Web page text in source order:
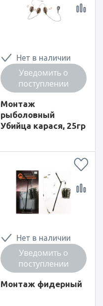
Нет в наличии
Уведомить о
поступлении
Монтаж
рыболовный
Убийца карася, 25гр
Нет в наличии
Уведомить о
поступлении
Монтаж фидерный